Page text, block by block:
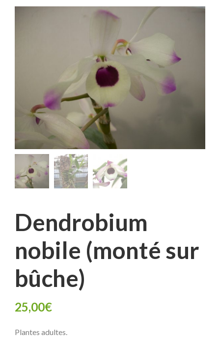
Dendrobium
nobile (monté sur
bûche)
25,00€
Plantes adultes.